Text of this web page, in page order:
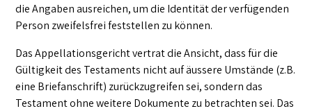
die Angaben ausreichen, um die Identität der verfügenden
Person zweifelsfrei feststellen zu können.
Das Appellationsgericht vertrat die Ansicht, dass für die
Gültigkeit des Testaments nicht auf äussere Umstände (z.B.
eine Briefanschrift) zurückzugreifen sei, sondern das
Testament ohne weitere Dokumente zu betrachten sei. Das